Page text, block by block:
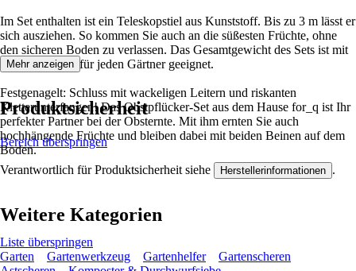
Im Set enthalten ist ein Teleskopstiel aus Kunststoff. Bis zu 3 m lässt er
sich ausziehen. So kommen Sie auch an die süßesten Früchte, ohne
den sicheren Boden zu verlassen. Das Gesamtgewicht des Sets ist mit
1,3 kg wirklich für jeden Gärtner geeignet.
Festgenagelt: Schluss mit wackeligen Leitern und riskanten
Kletterunterfangen! Das Obstpflücker-Set aus dem Hause for_q ist Ihr
perfekter Partner bei der Obsternte. Mit ihm ernten Sie auch
hochhängende Früchte und bleiben dabei mit beiden Beinen auf dem
Boden.
Mehr anzeigen
Produktsicherheit
Bereich überspringen
Verantwortlich für Produktsicherheit siehe Herstellerinformationen .
Weitere Kategorien
Liste überspringen
Garten
Gartenwerkzeug Gartenhelfer
Gartenscheren